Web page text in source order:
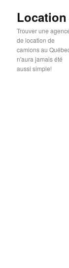
Trouver une
de location de
camions au
n'aura jamais été
aussi simple!